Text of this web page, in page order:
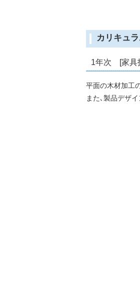
カリキュ
1年次 [家具
平面の木材加工
また､製品デザ